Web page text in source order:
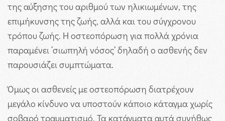
της αύξησης του αριθμού των ηλικιωμένων, της
επιμήκυνσης της ζωής, αλλά και του σύγχρονου
τρόπου ζωής. Η οστεοπόρωση για πολλά χρόνια
παραμένει ‘σιωπηλή νόσος’ δηλαδή ο ασθενής δεν
παρουσιάζει συμπτώματα.
Όμως οι ασθενείς με οστεοπόρωση διατρέχουν
μεγάλο κίνδυνο να υποστούν κάποιο κάταγμα χωρίς
σοβαρό τραυματισμό. Τα κατάγματα αυτά συνήθως